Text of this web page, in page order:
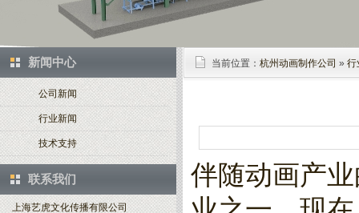
新闻中心
公司新闻
行业新闻
技术支持
联系我们
上海艺虎文化传播有限公司
当前位置： 杭州动画制作公司 » 行
伴随动画产